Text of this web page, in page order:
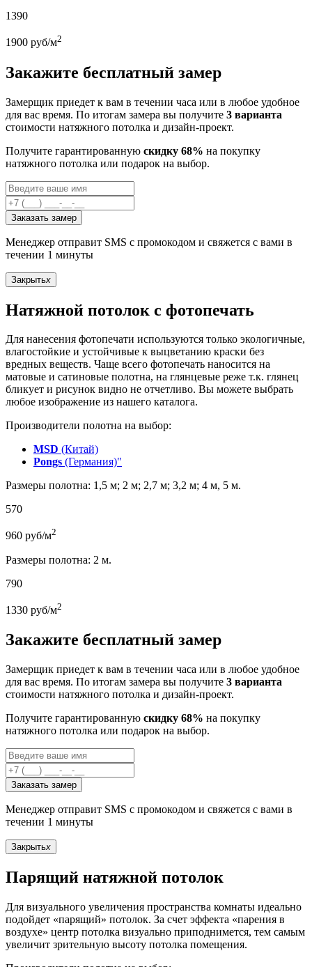
1390
1900 руб/м2
Закажите бесплатный замер
Замерщик приедет к вам в течении часа или в любое удобное
для вас время. По итогам замера вы получите 3 варианта
стоимости натяжного потолка и дизайн-проект.
Получите гарантированную скидку 68% на покупку
натяжного потолка или подарок на выбор.
Заказать замер
Менеджер отправит SMS с промокодом и свяжется с вами в
течении 1 минуты
Закрытьx
Натяжной потолок с фотопечать
Для нанесения фотопечати используются только экологичные,
влагостойкие и устойчивые к выцветанию краски без
вредных веществ. Чаще всего фотопечать наносится на
матовые и сатиновые полотна, на глянцевые реже т.к. глянец
бликует и рисунок видно не отчетливо. Вы можете выбрать
любое изображение из нашего каталога.
Производители полотна на выбор:
MSD (Китай)
Pongs (Германия)"
Размеры полотна: 1,5 м; 2 м; 2,7 м; 3,2 м; 4 м, 5 м.
570
960 руб/м2
Размеры полотна: 2 м.
790
1330 руб/м2
Закажите бесплатный замер
Замерщик приедет к вам в течении часа или в любое удобное
для вас время. По итогам замера вы получите 3 варианта
стоимости натяжного потолка и дизайн-проект.
Получите гарантированную скидку 68% на покупку
натяжного потолка или подарок на выбор.
Заказать замер
Менеджер отправит SMS с промокодом и свяжется с вами в
течении 1 минуты
Закрытьx
Парящий натяжной потолок
Для визуального увеличения пространства комнаты идеально
подойдет «парящий» потолок. За счет эффекта «парения в
воздухе» центр потолка визуально приподнимется, тем самым
увеличит зрительную высоту потолка помещения.